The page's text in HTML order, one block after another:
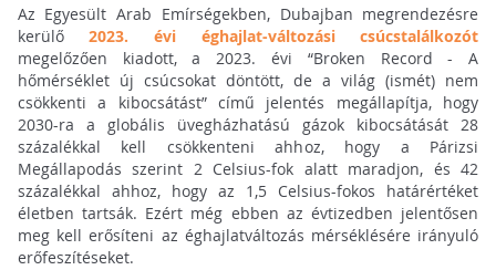
Az Egyesült Arab Emírségekben, Dubajban megrendezésre
kerülő2023. évi éghajlat-változási csúcstalálkozót
megelőzően kiadott, a 2023. évi “Broken Record - A
hőmérséklet új csúcsokat döntött, de a világ (ismét) nem
csökkenti a kibocsátást” című jelentés megállapítja, hogy
2030-ra a globális üvegházhatású gázok kibocsátását 28
százalékkal kell csökkenteni ahhoz, hogy a Párizsi
Megállapodás szerint 2 Celsius-fok alatt maradjon, és 42
százalékkal ahhoz, hogy az 1,5 Celsius-fokos határértéket
életben tartsák. Ezért még ebben az évtizedben jelentősen
meg kell erősíteni az éghajlatváltozás mérséklésére irányuló
erőfeszítéseket.